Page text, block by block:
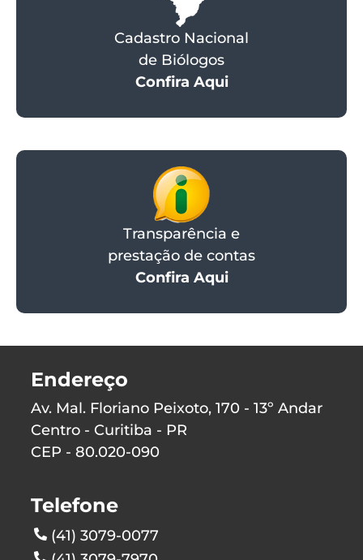
Cadastro Nacional
de Biólogos
Confira Aqui
Transparência e
prestação de contas
Confira Aqui
Endereço
Av. Mal. Floriano Peixoto, 170 - 13º Andar
Centro - Curitiba - PR
CEP - 80.020-090
Telefone
(41) 3079-0077